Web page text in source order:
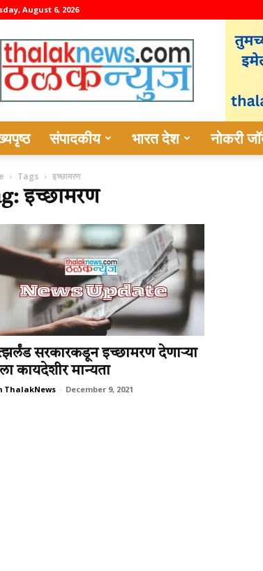
August 6, 2026
thalaknews
संपादकीय भारत देश नोकरी
Tags इच्छामरण
इच्छामरण
सरकारकडून इच्छामरण देणार्‍या
कायदेशीर मान्यता
ThalakNews - December 9, 2021